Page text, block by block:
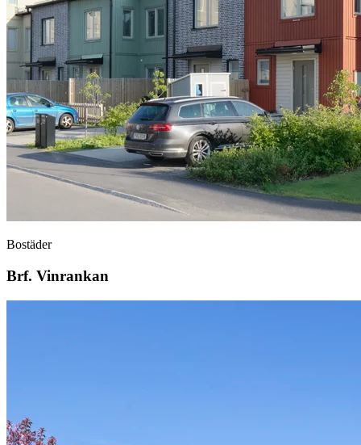
Bostäder
Brf. Vinrankan